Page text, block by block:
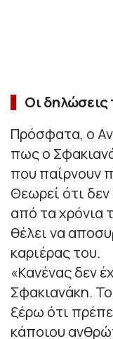
Οι
Πρόσφατα, ο
πως ο
που παίρνουν
Θεωρεί ότι
από τα χρόνια
θέλει να
καριέρας του.
«Κανένας δεν
Σφακιανάκη.
ξέρω ότι
κάποιου